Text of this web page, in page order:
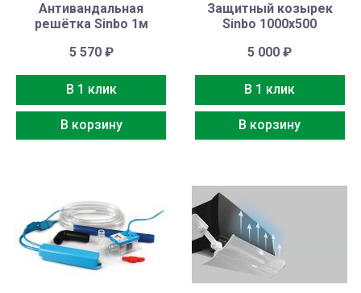
Антивандальная
решётка Sinbo 1м
5 570 ₽
В 1 клик
В корзину
Защитный козырек
Sinbo 1000х500
5 000₽
В 1 клик
В корзину